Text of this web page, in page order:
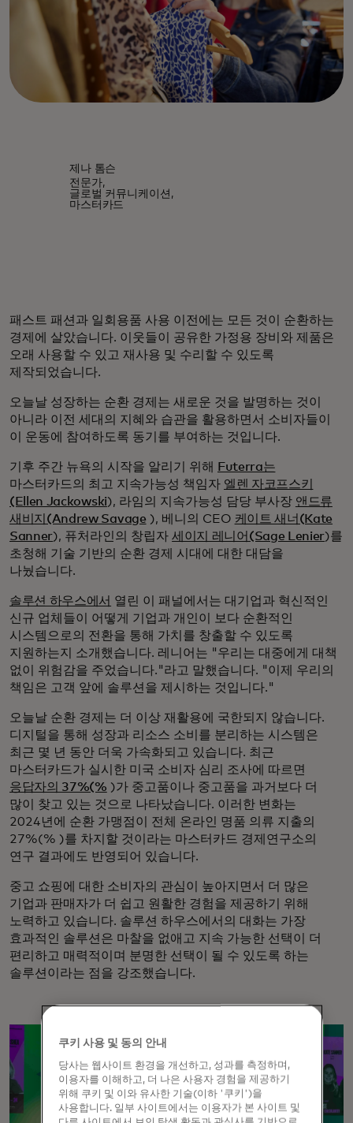
제나 톰슨
전문가,
글로벌 커뮤니케이션,
마스터카드
패스트 패션과 일회용품 사용 이전에는 모든 것이 순환하는
경제에 살았습니다. 이웃들이 공유한 가정용 장비와 제품은
오래 사용할 수 있고 재사용 및 수리할 수 있도록
제작되었습니다.
오늘날 성장하는 순환 경제는 새로운 것을 발명하는 것이
아니라 이전 세대의 지혜와 습관을 활용하면서 소비자들이
이 운동에 참여하도록 동기를 부여하는 것입니다.
기후 주간 뉴욕의 시작을 알리기 위해 Futerra는
마스터카드의 최고 지속가능성 책임자 엘렌 자코프스키
(Ellen Jackowski), 라임의 지속가능성 담당 부사장 앤드류
새비지(Andrew Savage ), 베니의 CEO 케이트 새너(Kate
Sanner), 퓨처라인의 창립자세이지 레니어(Sage Lenier)를
초청해 기술 기반의 순환 경제 시대에 대한 대담을
나눴습니다.
솔루션 하우스에서 열린 이 패널에서는 대기업과 혁신적인
신규 업체들이 어떻게 기업과 개인이 보다 순환적인
시스템으로의 전환을 통해 가치를 창출할 수 있도록
지원하는지 소개했습니다. 레니어는 "우리는 대중에게 대책
없이 위험감을 주었습니다."라고 말했습니다. "이제 우리의
책임은 고객 앞에 솔루션을 제시하는 것입니다."
오늘날 순환 경제는 더 이상 재활용에 국한되지 않습니다.
디지털을 통해 성장과 리소스 소비를 분리하는 시스템은
최근 몇 년 동안 더욱 가속화되고 있습니다. 최근
마스터카드가 실시한 미국 소비자 심리 조사에 따르면
응답자의 37%(% )가 중고품이나 중고품을 과거보다 더
많이 찾고 있는 것으로 나타났습니다. 이러한 변화는
2024년에 순환 가맹점이 전체 온라인 명품 의류 지출의
27%(% )를 차지할 것이라는 마스터카드 경제연구소의
연구 결과에도 반영되어 있습니다.
중고 쇼핑에 대한 소비자의 관심이 높아지면서 더 많은
기업과 판매자가 더 쉽고 원활한 경험을 제공하기 위해
노력하고 있습니다. 솔루션 하우스에서의 대화는 가장
효과적인 솔루션은 마찰을 없애고 지속 가능한 선택이 더
편리하고 매력적이며 분명한 선택이 될 수 있도록 하는
솔루션이라는 점을 강조했습니다.
쿠키 사용 및 동의 안내
당사는 웹사이트 환경을 개선하고, 성과를 측정하며,
이용자를 이해하고, 더 나은 사용자 경험을 제공하기
위해 쿠키 및 이와 유사한 기술(이하 '쿠키')을
사용합니다. 일부 사이트에서는 이용자가 본 사이트 및